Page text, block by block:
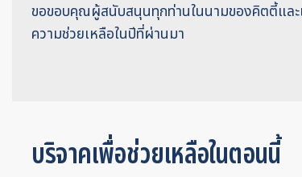
ขอขอบคุณผู้สนับสนุนทุกท่านในนามของคิตตี้และ
ความช่วยเหลือในปีที่ผ่านมา
บริจาคเพื่อช่วยเหลือในตอนนี้